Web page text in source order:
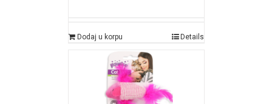
Dodaj u korpu Details